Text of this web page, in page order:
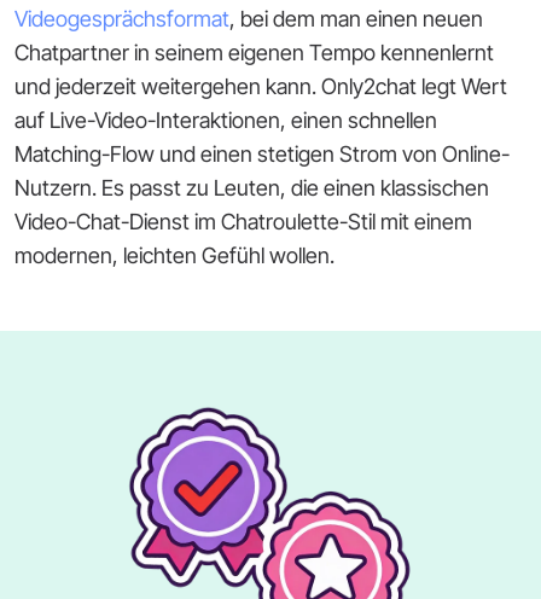
Videogesprächsformat, bei dem man einen neuen
Chatpartner in seinem eigenen Tempo kennenlernt
und jederzeit weitergehen kann. Only2chat legt Wert
auf Live-Video-Interaktionen, einen schnellen
Matching-Flow und einen stetigen Strom von Online-
Nutzern. Es passt zu Leuten, die einen klassischen
Video-Chat-Dienst im Chatroulette-Stil mit einem
modernen, leichten Gefühl wollen.